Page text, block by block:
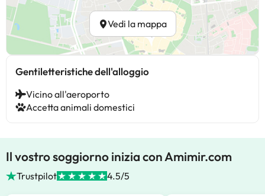
Vedi la mappa
Gentiletteristiche dell'alloggio
Vicino all'aeroporto
Accetta animali domestici
Il vostro soggiorno inizia con Amimir.com
Trustpilot 4.5/5